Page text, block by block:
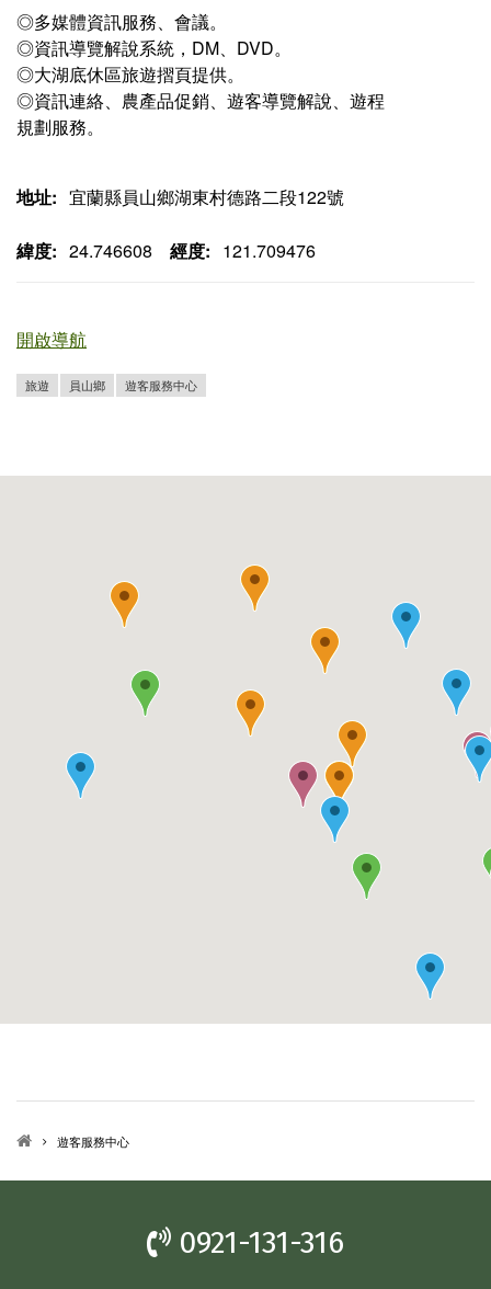
◎多媒體資訊服務、會議。
◎資訊導覽解說系統，DM、DVD。
◎大湖底休區旅遊摺頁提供。
◎資訊連絡、農產品促銷、遊客導覽解說、遊程
規劃服務。
地址: 宜蘭縣員山鄉湖東村德路二段122號
緯度: 24.746608 經度: 121.709476
開啟導航
旅遊 員山鄉 遊客服務中心
遊客服務中心
0921-131-316